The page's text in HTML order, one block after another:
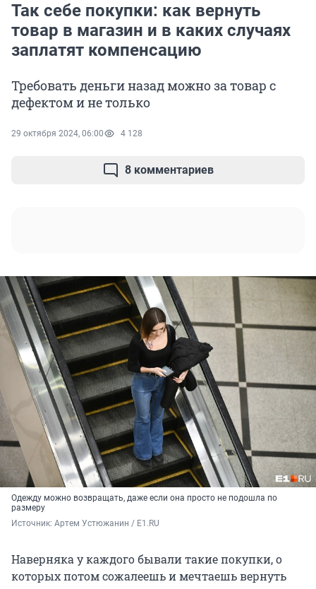
Так себе покупки: как вернуть
товар в магазин и в каких случаях
заплатят компенсацию
Требовать деньги назад можно за товар с
дефектом и не только
29 октября 2024, 06:00 4 128
8 комментариев
Одежду можно возвращать, даже если она просто не подошла по
размеру
Источник: Артем Устюжанин / E1.RU
Наверняка у каждого бывали такие покупки, о
которых потом сожалеешь и мечтаешь вернуть